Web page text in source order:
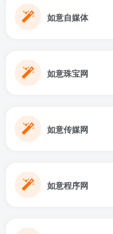
如意自媒体
如意珠宝网
如意传媒网
如意程序网